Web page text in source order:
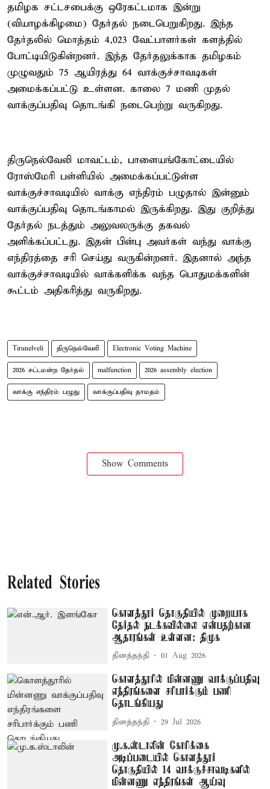
தமிழக சட்டசபைக்கு ஒரேகட்டமாக இன்று
(வியாழக்கிழமை) தேர்தல் நடைபெறுகிறது. இந்த
தேர்தலில் மொத்தம் 4,023 வேட்பாளர்கள் களத்தில்
போட்டியிடுகின்றனர். இந்த தேர்தலுக்காக தமிழகம்
முழுவதும் 75 ஆயிரத்து 64 வாக்குச்சாவடிகள்
அமைக்கப்பட்டு உள்ளன. காலை 7 மணி முதல்
வாக்குப்பதிவு தொடங்கி நடைபெற்று வருகிறது.
திருநெல்வேலி மாவட்டம், பாளையங்கோட்டையில்
ரோஸ்மேரி பள்ளியில் அமைக்கப்பட்டுள்ள
வாக்குச்சாவடியில் வாக்கு எந்திரம் பழுதால் இன்னும்
வாக்குப்பதிவு தொடங்காமல் இருக்கிறது. இது குறித்து
தேர்தல் நடத்தும் அலுவலருக்கு தகவல்
அளிக்கப்பட்டது. இதன் பின்பு அவர்கள் வந்து வாக்கு
எந்திரத்தை சரி செய்து வருகின்றனர். இதனால் அந்த
வாக்குச்சாவடியில் வாக்களிக்க வந்த பொதுமக்களின்
கூட்டம் அதிகரித்து வருகிறது.
Tirunelveli திருநெல்வேலி Electronic Voting Machine
2026 சட்டமன்ற தேர்தல் malfunction 2026 assembly election
வாக்கு எந்திரம் பழுது வாக்குப்பதிவு தாமதம்
Show Comments
Related Stories
கொளத்தூர் தொகுதியில் முறையாக
தேர்தல் நடக்கவில்லை என்பதற்கான
ஆதாரங்கள் உள்ளன: திமுக
தினத்தந்தி 01 Aug 2026
கொளத்தூரில் மின்னணு வாக்குப்பதிவு
எந்திரங்களை சரிபார்க்கும் பணி
தொடங்கியது
தினத்தந்தி 29 Jul 2026
மு.க.ஸ்டாலின் கோரிக்கை
அடிப்படையில் கொளத்தூர்
தொகுதியில் 14 வாக்குச்சாவடிகளில்
மின்னணு எந்திரங்கள் ஆய்வு